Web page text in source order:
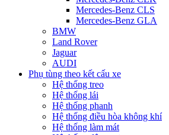
Mercedes-Benz CLS
Mercedes-Benz GLA
BMW
Land Rover
Jaguar
AUDI
Phụ tùng theo kết cấu xe
Hệ thống treo
Hệ thống lái
Hệ thống phanh
Hệ thống điều hòa không khí
Hệ thống làm mát